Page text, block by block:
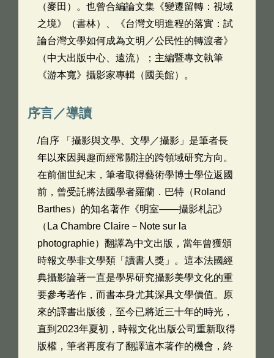
（麥田）。也曾合編論文集《變遷留轉：視域
之境》（書林）、《台灣文明進程的落實：試
論台灣文學如何成為文明／公民性的轉渡者》
（中大出版中心、遠流）；主編暨專文執筆
《游本寬》攝影家專輯（國美館）。
序言／導讀
/自序 「攝影與文學、文學／攝影」是筆者長
年以來因興趣而經常關注的跨領域研究方向。
在前個世紀末，筆者取得藝術學博士學位返國
前，曾受託將法國學者羅蘭．巴特（Roland
Barthes）的知名著作《明室——攝影札記》
（La Chambre Claire－Note sur la
photographie）翻譯為中文出版，當年曾獲頒
時報文學非文學類「讀書人獎」。這本法國經
典攝影論著一直是學界研究攝影美學文化的重
要參考著作，而書本身尤其深具文學價值。原
來的譯書出版後，至今已將近三十年的時光，
直到2023年夏初，時報文化出版公司重新取得
版權，筆者再度有了翻譯這本著作的機會，終